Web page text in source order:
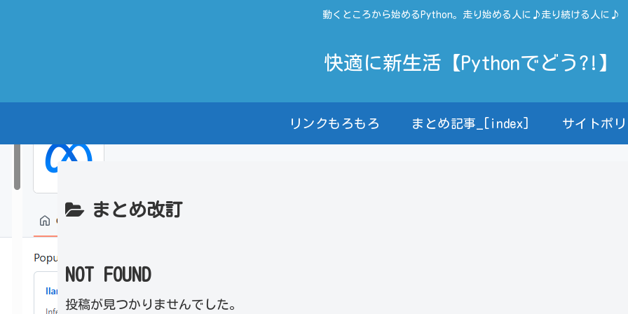
動くところから始めるPython。走り始める人に♪走り続ける人に♪
快適に新生活【Pythonでどう?!】
リンクもろもろ まとめ記事_[index] サイトポ
まとめ改訂
NOT FOUND
投稿が見つかりませんでした。